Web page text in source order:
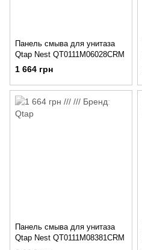
Панель смыва для унитаза
Qtap Nest QT0111M06028CRM
1 664 грн
Панель смыва для унитаза
Qtap Nest QT0111M08381CRM